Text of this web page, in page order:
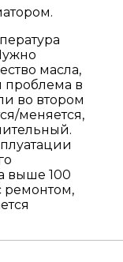
масла,
проблема в
во втором
меняется,
выше 100
ремонтом,